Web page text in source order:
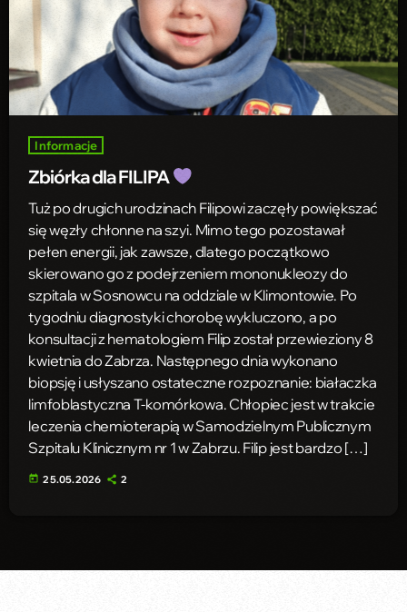
Informacje
Zbiórka dla FILIPA
Tuż po drugich urodzinach Filipowi zaczęły powiększać
się węzły chłonne na szyi. Mimo tego pozostawał
pełen energii, jak zawsze, dlatego początkowo
skierowano go z podejrzeniem mononukleozy do
szpitala w Sosnowcu na oddziale w Klimontowie. Po
tygodniu diagnostyki chorobę wykluczono, a po
konsultacji z hematologiem Filip został przewieziony 8
kwietnia do Zabrza. Następnego dnia wykonano
biopsję i usłyszano ostateczne rozpoznanie: białaczka
limfoblastyczna T-komórkowa. Chłopiec jest w trakcie
leczenia chemioterapią w Samodzielnym Publicznym
Szpitalu Klinicznym nr 1 w Zabrzu. Filip jest bardzo […]
today 25.05.2026 2